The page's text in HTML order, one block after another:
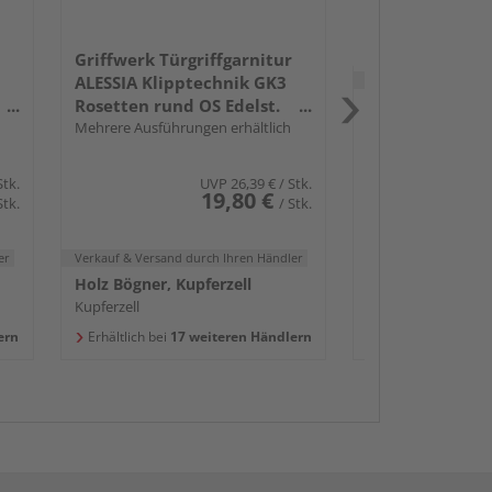
Griffwerk Türgriffgarnitur
ALESSIA Klipptechnik GK3
Rosetten rund OS Edelst.
ma.
Mehrere Ausführungen erhältlich
UVP 26,39 €/ Stk.
19,80 € / Stk.
Verkauf & Versand durch Ihren Händler
Holz Bögner, Kupferzell
Kupferzell
Erhältlich bei 17 weiteren Händlern